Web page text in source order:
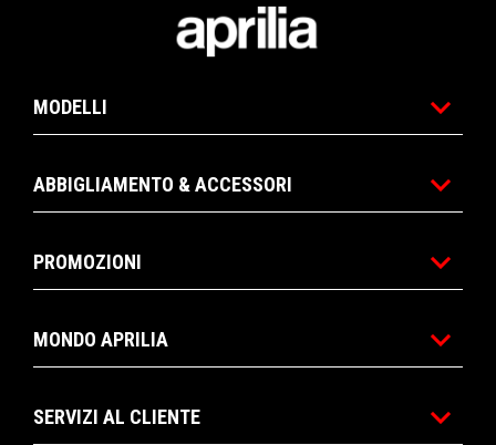
MODELLI
ABBIGLIAMENTO & ACCESSORI
PROMOZIONI
MONDO APRILIA
SERVIZI AL CLIENTE